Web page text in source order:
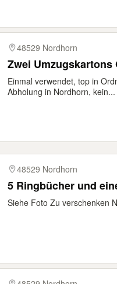
48529 Nordhorn
Zwei Umzugskartons
Einmal verwendet, top in
Abholung in Nordhorn, kein...
48529 Nordhorn
5 Ringbücher und
Siehe Foto Zu verschenken